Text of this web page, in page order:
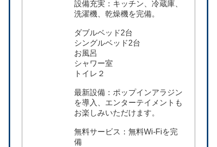
設備充実：キッチン、冷蔵庫、
洗濯機、乾燥機を完備。
ダブルベッド2台
シングルベッド2台
お風呂
シャワー室
トイレ２
最新設備：ポップインアラジン
を導入、エンターテイメントも
お楽しみいただけます。
無料サービス：無料Wi-Fiを完
備